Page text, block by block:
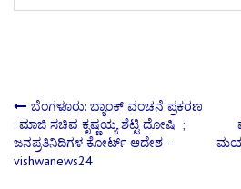
Post
navigation
ಬೆಂಗಳೂರು: ಬ್ಯಾಂಕ್‌ ವಂಚನೆ ಪ್ರಕರಣ
: ಮಾಜಿ ಸಚಿವ ಕೃಷ್ಣಯ್ಯ ಶೆಟ್ಟಿ ದೋಷಿ ;
ಜನಪ್ರತಿನಿದಿಗಳ ಕೋರ್ಟ್ ಆದೇಶ –
vishwanews24